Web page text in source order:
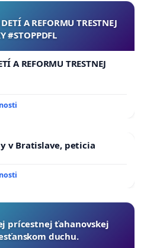
A REFORMU TRESTNEJ
#STOPPDFL
A REFORMU TRESTNEJ
v Bratislave, peticia
prícestnej ťahanovskej
duchu.